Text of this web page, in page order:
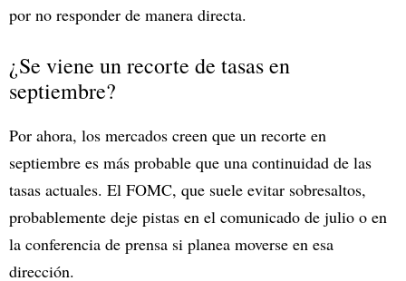
por no responder de manera directa.
¿Se viene un recorte de tasas en
septiembre?
Por ahora, los mercados creen que un recorte en
septiembre es más probable que una continuidad de las
tasas actuales. El FOMC, que suele evitar sobresaltos,
probablemente deje pistas en el comunicado de julio o en
la conferencia de prensa si planea moverse en esa
dirección.